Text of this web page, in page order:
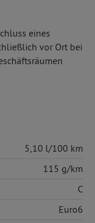
eines
vor Ort bei
5,10 l/100 km
115 g/km
C
Euro6